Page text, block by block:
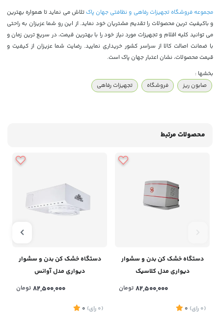
مجموعه فروشگاه تجهیزات رفاهی و نظافتی جهان پاک تلاش می نماید تا همواره بهترین
و باکیفیت ترین محصولات را تقدیم مشتریان خود نماید. از این رو شما عزیزان به راحتی
می توانید کلیه اقلام و تجهیزات مورد نیاز خود را با بهترین قیمت، در سریع ترین زمان و
با ضمانت اصالت کالا از سراسر کشور خریداری نمایید. رضایت شما عزیزان از کیفیت و
قیمت محصولات، نشان اعتبار جهان پاک است.
بخشها :
صابون ریز
فروشگاه تجهیزات رفاهی
محصولات مرتبط
دستگاه خشک کن بدن و سشوار
دیواری مدل کلاسیک
82,500,000 تومان
(0 رای)
0
دستگاه خشک کن بدن و سشوار
دیواری مدل آوانس
82,500,000 تومان
(0 رای)
0